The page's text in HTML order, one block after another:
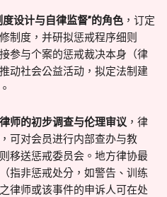
设计与自律监督”的角色 ，订定
制度，并研拟惩戒程序细则
参与个案的惩戒裁决本身（律
动社会公益活动，拟定法制建
师的初步调查与伦理审议 ，律
，可对会员进行内部查办与教
移送惩戒委员会。地方律协最
指非惩戒处分，如警告、训练
律师或该事件的申诉人可在处